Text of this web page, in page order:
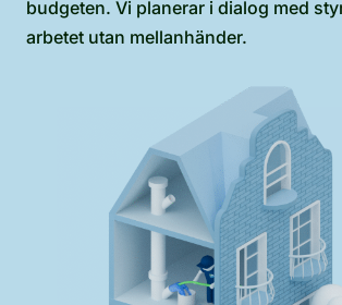
budgeten. Vi planerar i dialog med
arbetet utan mellanhänder.